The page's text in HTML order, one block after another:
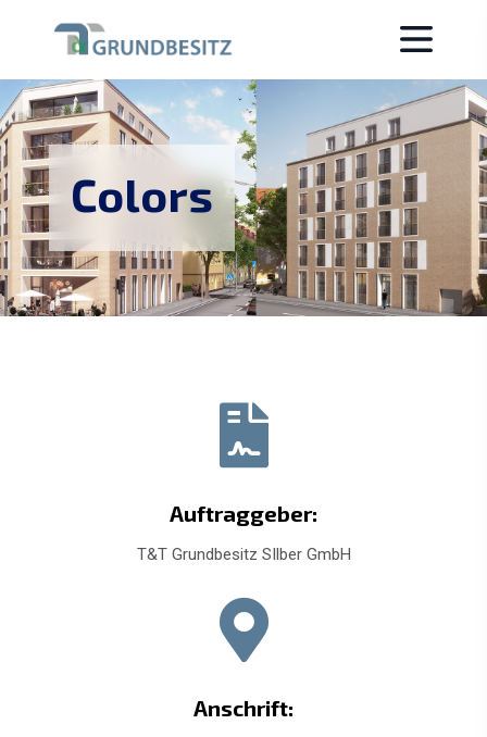
Colors
Auftraggeber:
T&T Grundbesitz SIlber GmbH
Anschrift: